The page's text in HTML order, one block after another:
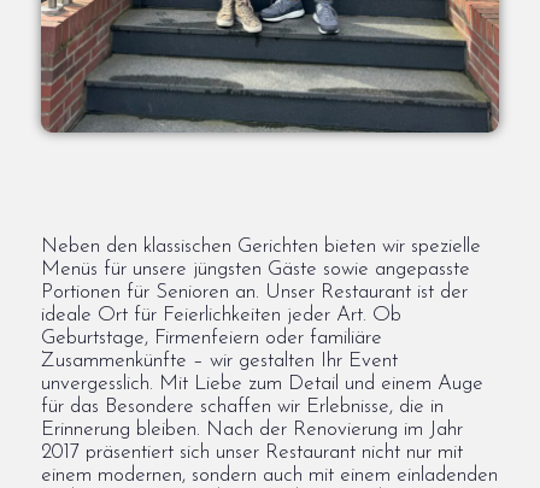
Neben den klassischen Gerichten bieten wir spezielle
Menüs für unsere jüngsten Gäste sowie angepasste
Portionen für Senioren an. Unser Restaurant ist der
ideale Ort für Feierlichkeiten jeder Art. Ob
Geburtstage, Firmenfeiern oder familiäre
Zusammenkünfte – wir gestalten Ihr Event
unvergesslich. Mit Liebe zum Detail und einem Auge
für das Besondere schaffen wir Erlebnisse, die in
Erinnerung bleiben. Nach der Renovierung im Jahr
2017 präsentiert sich unser Restaurant nicht nur mit
einem modernen, sondern auch mit einem einladenden